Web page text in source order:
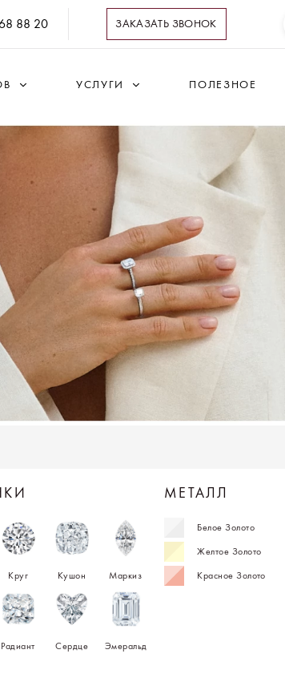
88 20 ЗАКАЗАТЬ ЗВОНОК
УСЛУГИ ПОЛЕЗНОЕ
Круг Кушон Маркиз
Радиант Сердце Эмеральд
МЕТАЛЛ
Белое Золото
Желтое Золото
Красное Золото